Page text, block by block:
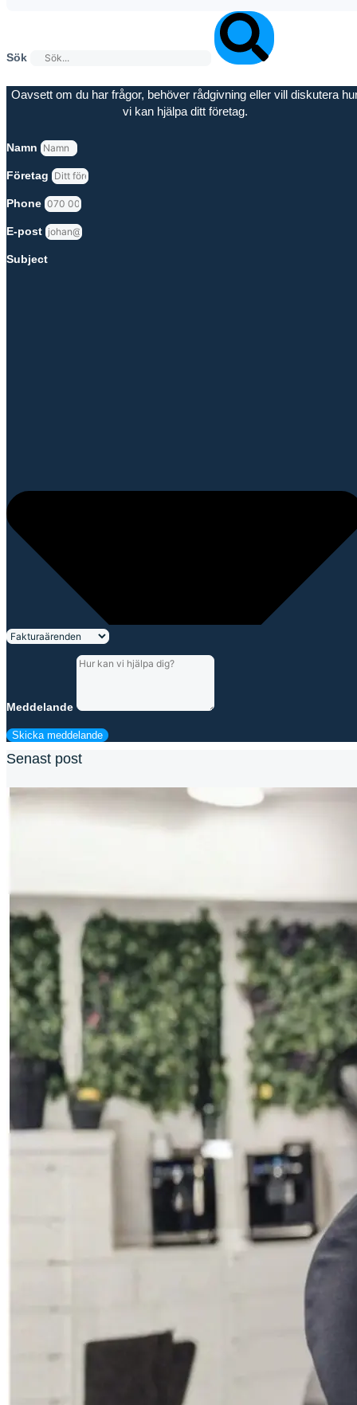
Sök
Oavsett om du har frågor, behöver rådgivning eller vill diskutera
vi kan hjälpa ditt företag.
Namn
Företag
Phone
E-post
Subject
Meddelande
Skicka meddelande
Senast post